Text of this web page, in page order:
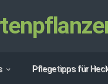
Pflegetipps für